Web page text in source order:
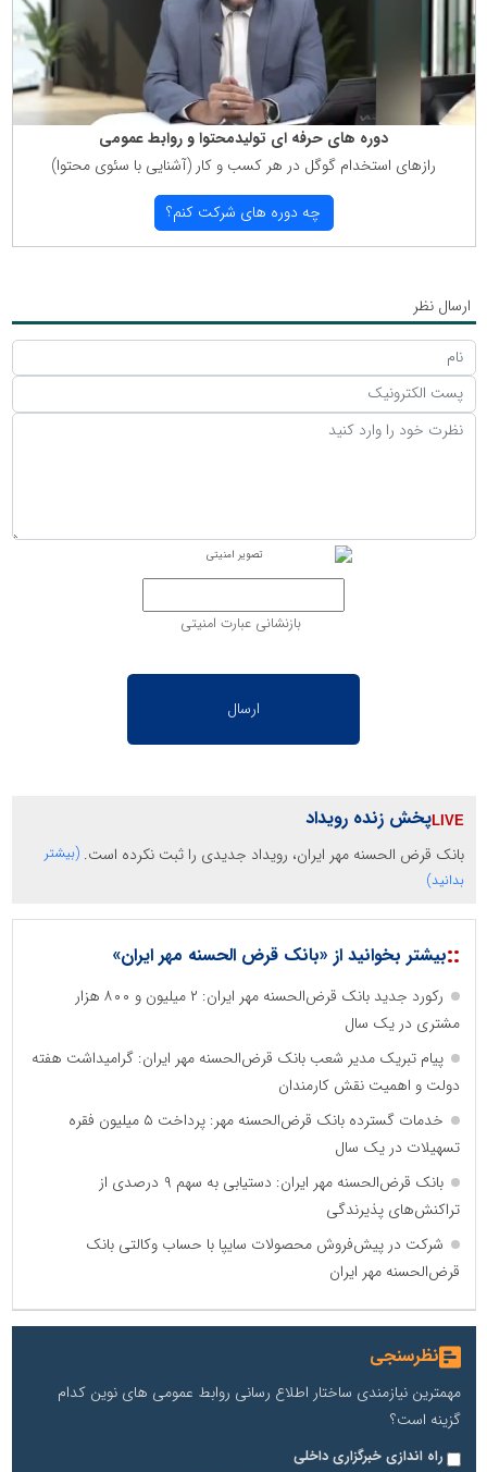
دوره های حرفه ای تولیدمحتوا و روابط عمومی
رازهای استخدام گوگل در هر كسب و كار (آشنایی با سئوی محتوا)
چه دوره های شركت كنم؟
ارسال نظر
بازنشانی عبارت امنیتی
پخش زنده رویداد
بانک قرض الحسنه مهر ایران، رویداد جدیدی را ثبت نکرده است. (بیشتر
بدانید)
::بیشتر بخوانید از «بانک قرض الحسنه مهر ایران»
رکورد جدید بانک قرض‌الحسنه مهر ایران: ۲ میلیون و ۸۰۰ هزار
مشتری در یک سال
پیام تبریک مدیر شعب بانک قرض‌الحسنه مهر ایران: گرامیداشت هفته
دولت و اهمیت نقش کارمندان
خدمات گسترده بانک قرض‌الحسنه مهر: پرداخت ۵ میلیون فقره
تسهیلات در یک سال
بانک قرض‌الحسنه مهر ایران: دستیابی به سهم ۹ درصدی از
تراکنش‌های پذیرندگی
شرکت در پیش‌فروش محصولات سایپا با حساب وکالتی بانک
قرض‌الحسنه مهر ایران
نظرسنجی
مهمترین نیازمندی ساختار اطلاع رسانی روابط عمومی های نوین کدام
گزینه است؟
راه اندازی خبرگزاری داخلی